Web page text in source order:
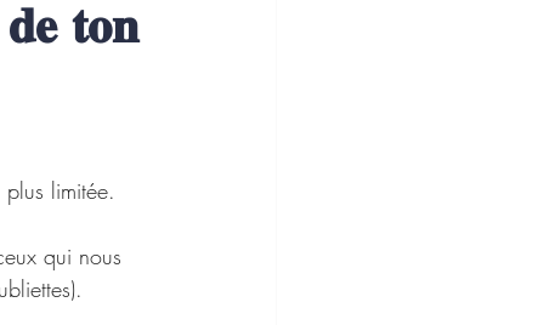
𝐝𝐞 𝐭𝐨𝐧
limitée.
qui nous